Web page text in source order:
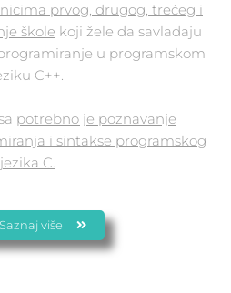
prvog, drugog, trećeg i
škole koji žele da savladaju
u programskom
C++.
potrebno je poznavanje
i sintakse programskog
jezika C.
više